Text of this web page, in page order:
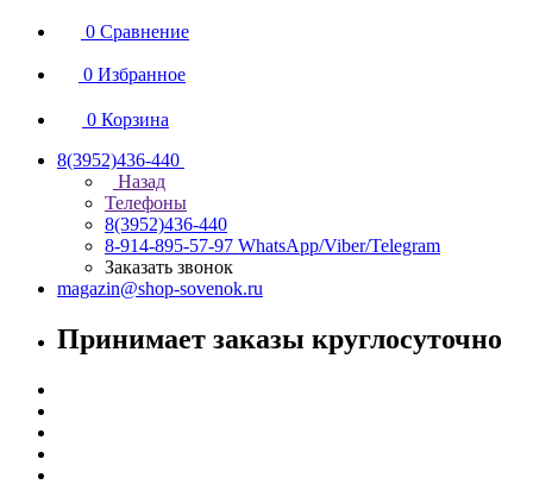
0 Сравнение
0 Избранное
0 Корзина
8(3952)436-440
Назад
Телефоны
8(3952)436-440
8-914-895-57-97 WhatsApp/Viber/Telegram
Заказать звонок
magazin@shop-sovenok.ru
Принимает заказы круглосуточно